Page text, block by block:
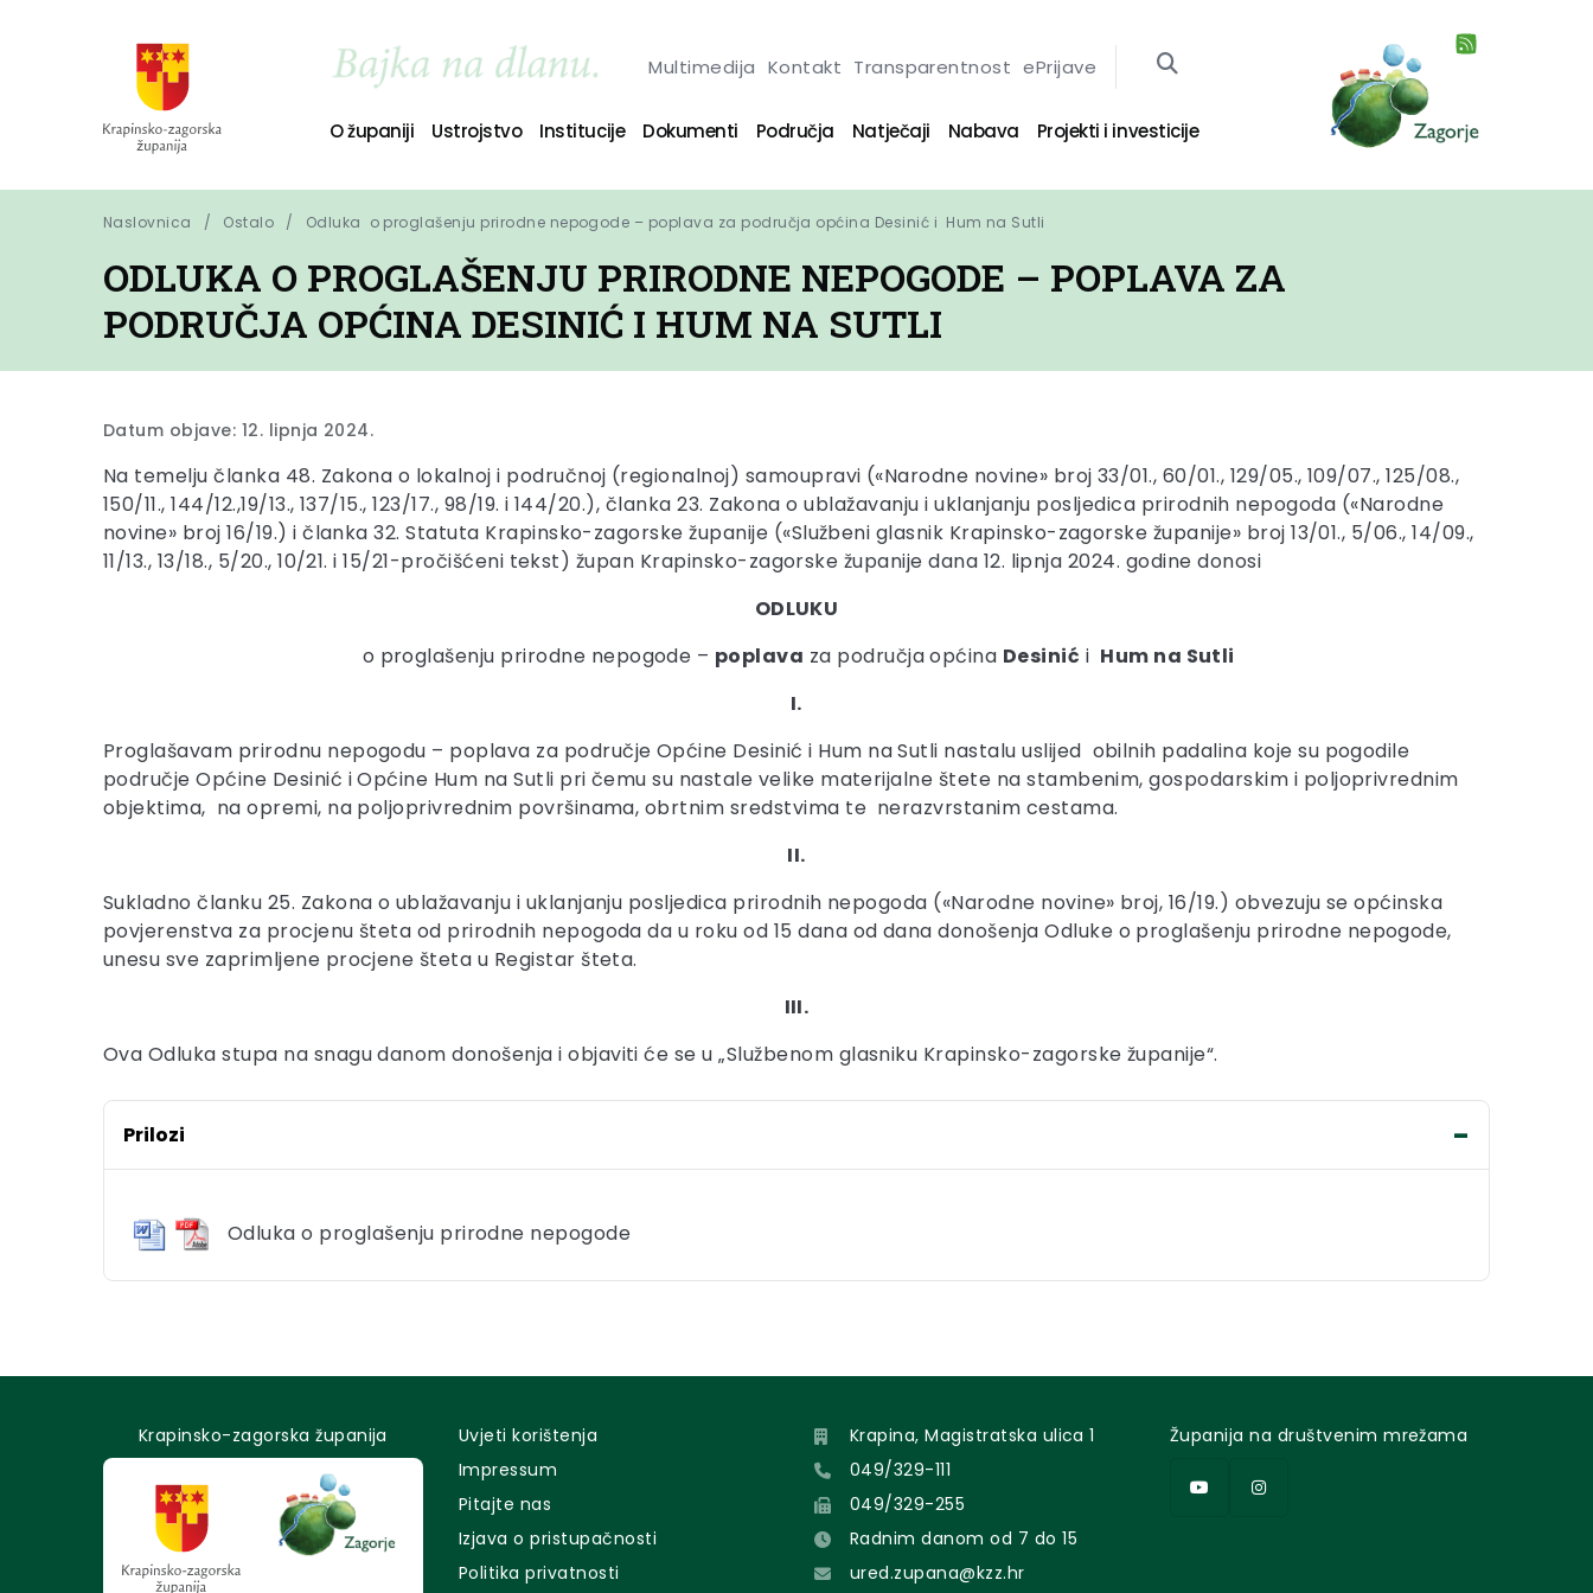
Multimedija Kontakt Transparentnost ePrijave
O županiji Ustrojstvo Institucije Dokumenti Područja Natječaji Nabava Projekti i investicije
Naslovnica Ostalo Odluka  o proglašenju prirodne nepogode – poplava za područja općina Desinić i  Hum na Sutli
ODLUKA O PROGLAŠENJU PRIRODNE NEPOGODE – POPLAVA ZA
PODRUČJA OPĆINA DESINIĆ I HUM NA SUTLI
Datum objave: 12. lipnja 2024.
Na temelju članka 48. Zakona o lokalnoj i područnoj (regionalnoj) samoupravi («Narodne novine» broj 33/01., 60/01., 129/05., 109/07., 125/08.,
150/11., 144/12.,19/13., 137/15., 123/17., 98/19. i 144/20.), članka 23. Zakona o ublažavanju i uklanjanju posljedica prirodnih nepogoda («Narodne
novine» broj 16/19.) i članka 32. Statuta Krapinsko-zagorske županije («Službeni glasnik Krapinsko-zagorske županije» broj 13/01., 5/06., 14/09.,
11/13., 13/18., 5/20., 10/21. i 15/21-pročišćeni tekst) župan Krapinsko-zagorske županije dana 12. lipnja 2024. godine donosi
ODLUKU
o proglašenju prirodne nepogode – poplava za područja općina Desinić i Hum na Sutli
I.
Proglašavam prirodnu nepogodu – poplava za područje Općine Desinić i Hum na Sutli nastalu uslijed obilnih padalina koje su pogodile
područje Općine Desinić i Općine Hum na Sutli pri čemu su nastale velike materijalne štete na stambenim, gospodarskim i poljoprivrednim
objektima, na opremi, na poljoprivrednim površinama, obrtnim sredstvima te nerazvrstanim cestama.
II.
Sukladno članku 25. Zakona o ublažavanju i uklanjanju posljedica prirodnih nepogoda («Narodne novine» broj, 16/19.) obvezuju se općinska
povjerenstva za procjenu šteta od prirodnih nepogoda da u roku od 15 dana od dana donošenja Odluke o proglašenju prirodne nepogode,
unesu sve zaprimljene procjene šteta u Registar šteta.
III.
Ova Odluka stupa na snagu danom donošenja i objaviti će se u „Službenom glasniku Krapinsko-zagorske županije“.
Prilozi
Odluka o proglašenju prirodne nepogode
Krapinsko-zagorska županija
Uvjeti korištenja
Impressum
Pitajte nas
Izjava o pristupačnosti
Politika privatnosti
Krapina, Magistratska ulica 1
049/329-111
049/329-255
Radnim danom od 7 do 15
ured.zupana@kzz.hr
Županija na društvenim mrežama